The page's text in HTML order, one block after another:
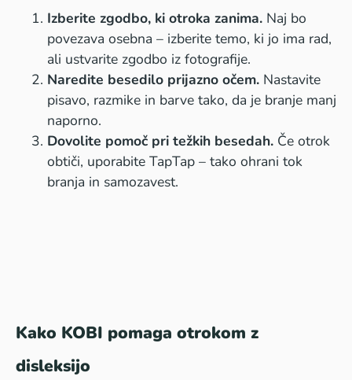
Izberite zgodbo, ki otroka zanima. Naj bo
povezava osebna – izberite temo, ki jo ima rad,
ali ustvarite zgodbo iz fotografije.
Naredite besedilo prijazno očem. Nastavite
pisavo, razmike in barve tako, da je branje manj
naporno.
Dovolite pomoč pri težkih besedah. Če otrok
obtiči, uporabite TapTap – tako ohrani tok
branja in samozavest.
Kako KOBI pomaga otrokom z
disleksijo